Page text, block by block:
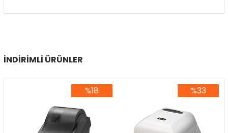
İNDIRIMLI ÜRÜNLER
%18
%33